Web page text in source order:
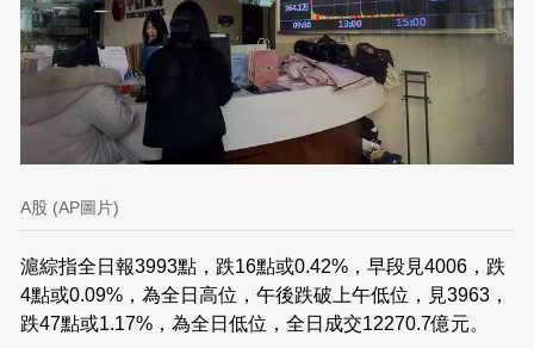
A股 (AP圖片)
滬綜指全日報3993點，跌16點或0.42%，早段見4006，跌
4點或0.09%，為全日高位，午後跌破上午低位，見3963，
跌47點或1.17%，為全日低位，全日成交12270.7億元。